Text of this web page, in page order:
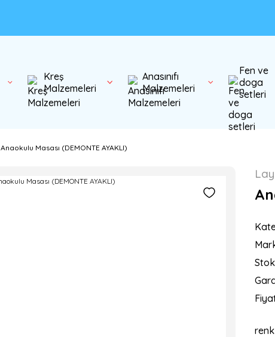
Kreş
Malzemeleri
Anasınıfı
Malzemeleri
Fen ve
doga
setleri
Anaokulu Masası (DEMONTE AYAKLI)
renk